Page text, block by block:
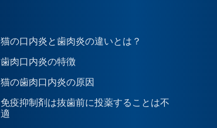
猫の口内炎と歯肉炎の違いとは？
歯肉口内炎の特徴
猫の歯肉口内炎の原因
免疫抑制剤は抜歯前に投薬することは不
適